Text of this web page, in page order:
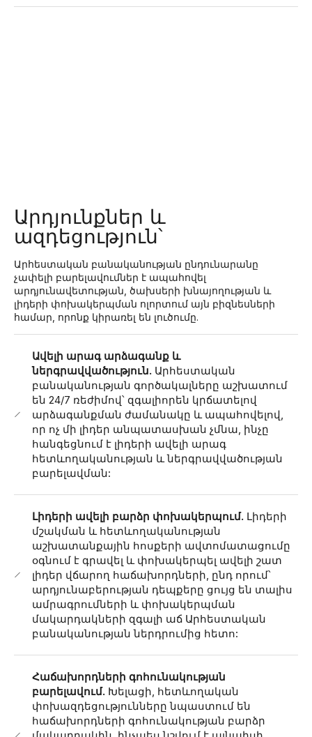
Արդյունքներ և
ազդեցություն՝
Արհեստական ​​բանականության ընդունարանը
չափելի բարելավումներ է ապահովել
արդյունավետության, ծախսերի խնայողության և
լիդերի փոխակերպման ոլորտում այն ​​բիզնեսների
համար, որոնք կիրառել են լուծումը.
Ավելի արագ արձագանք և
ներգրավվածություն. Արհեստական ​​
բանականության գործակալները աշխատում
են 24/7 ռեժիմով՝ զգալիորեն կրճատելով
արձագանքման ժամանակը և ապահովելով,
որ ոչ մի լիդեր անպատասխան չմնա, ինչը
հանգեցնում է լիդերի ավելի արագ
հետևողականության և ներգրավվածության
բարելավման:
Լիդերի ավելի բարձր փոխակերպում. Լիդերի
մշակման և հետևողականության
աշխատանքային հոսքերի ավտոմատացումը
օգնում է գրավել և փոխակերպել ավելի շատ
լիդեր վճարող հաճախորդների, ընդ որում՝
արդյունաբերության դեպքերը ցույց են տալիս
ամրագրումների և փոխակերպման
մակարդակների զգալի աճ Արհեստական ​​
բանականության ներդրումից հետո:
Հաճախորդների գոհունակության
բարելավում. Խելացի, հետևողական
փոխազդեցությունները նպաստում են
հաճախորդների գոհունակության բարձր